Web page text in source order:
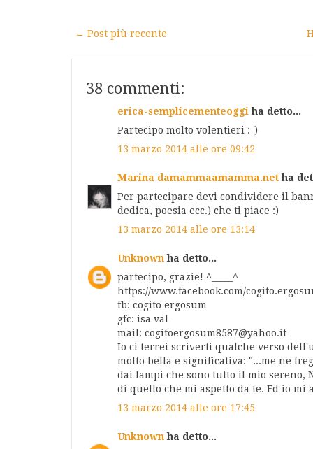
← Post più recente
38 commenti:
erica-semplicementeoggi ha detto...
Partecipo molto volentieri :-)
13 marzo 2014 alle ore 09:42
Marina damammaamamma.netha
Per partecipare devi condividere il
dedica, poesia ecc.) che ti piace :)
13 marzo 2014 alle ore 13:14
Unknown ha detto...
partecipo, grazie! ^_____^
https://www.facebook.com/
fb: cogito ergosum
gfc: isa val
mail: cogitoergosum8587@yahoo.it
Io ci terrei scriverti qualche verso
molto bella e significativa: "...me ne
dai lampi che sono tutto il mio sereno,
di quello che mi aspetto da te. Ed io mi
13 marzo 2014 alle ore 17:45
Unknown ha detto...